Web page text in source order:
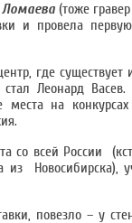
Ломаева(тоже
и провела
где существует
Леонард
на конкурсах
со всей России
повезло – у